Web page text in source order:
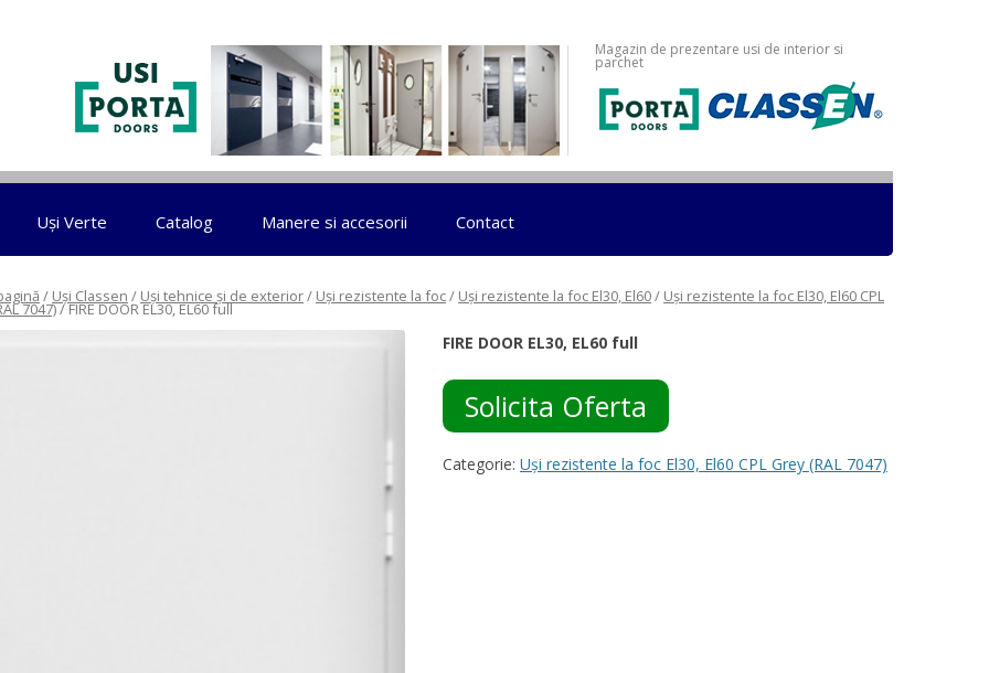
Magazin de prezentare usi de interior si
parchet
Sari la conținut
Uși Verte Catalog Manere si accesorii Contact
/ Uși Classen / Uși tehnice și de exterior/ Uși rezistente la foc/ Uși rezistente la foc El30, El60/ Uși rezistente la foc El30, El60 CPL
7047)/ FIRE DOOR EL30, EL60 full
FIRE DOOR EL30, EL60 full
Solicita Oferta
Categorie: Uși rezistente la foc El30, El60 CPL Grey (RAL 7047)